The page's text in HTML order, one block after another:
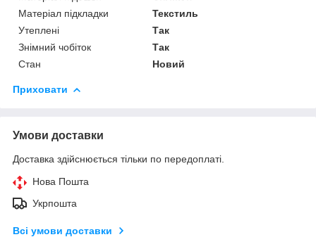
Матеріал підкладки
Текстиль
Утеплені
Так
Знімний чобіток
Так
Стан
Новий
Приховати
Умови доставки
Доставка здійснюється тільки по передоплаті.
Нова Пошта
Укрпошта
Всі умови доставки